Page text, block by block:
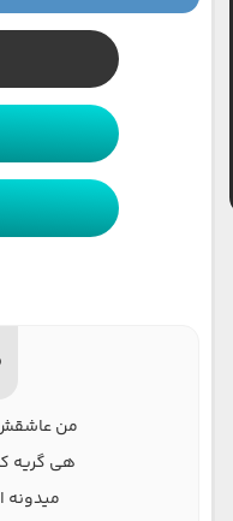
من
هی گریه
میدونه